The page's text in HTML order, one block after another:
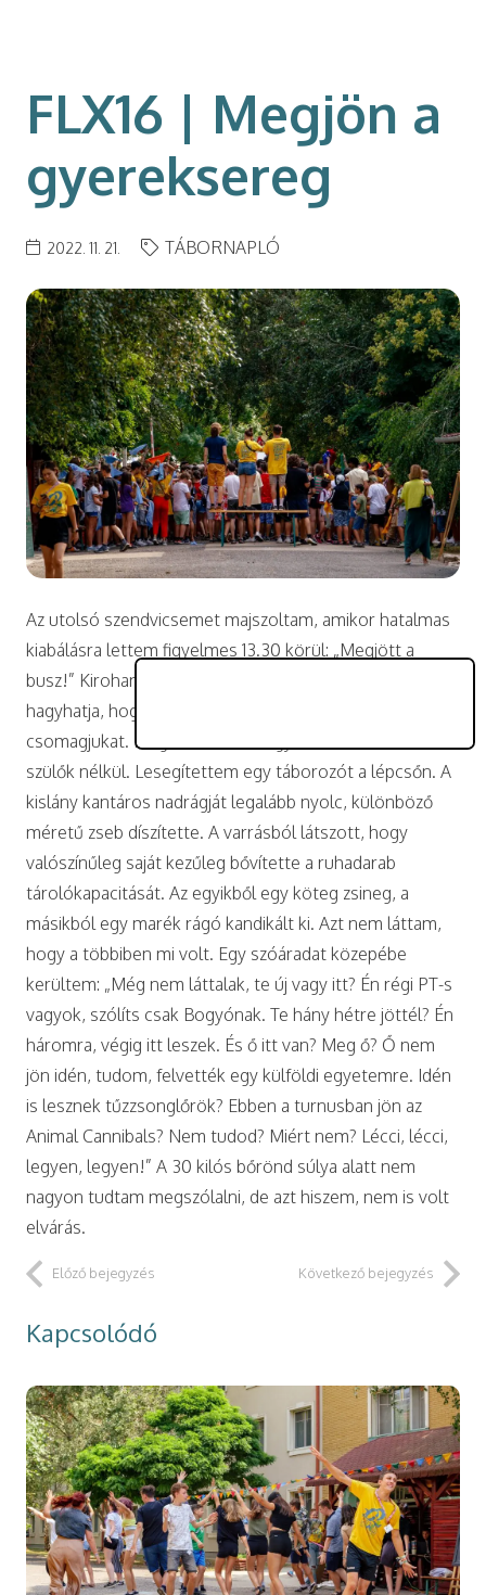
FLX16 | Megjön a
gyereksereg
2022. 11. 21. TÁBORNAPLÓ
Az utolsó szendvicsemet majszoltam, amikor hatalmas
kiabálásra lettem figyelmes 13.30 körül: „Megjött a
busz!” Kirohantam, hiszen egy valamirevaló hordár nem
hagyhatja, hogy a vendégek maguk cipeljék a
csomagjukat. Megérkezett száz gyerek különbusszal,
szülők nélkül. Lesegítettem egy táborozót a lépcsőn. A
kislány kantáros nadrágját legalább nyolc, különböző
méretű zseb díszítette. A varrásból látszott, hogy
valószínűleg saját kezűleg bővítette a ruhadarab
tárolókapacitását. Az egyikből egy köteg zsineg, a
másikból egy marék rágó kandikált ki. Azt nem láttam,
hogy a többiben mi volt. Egy szóáradat közepébe
kerültem: „Még nem láttalak, te új vagy itt? Én régi PT-s
vagyok, szólíts csak Bogyónak. Te hány hétre jöttél? Én
háromra, végig itt leszek. És ő itt van? Meg ő? Ő nem
jön idén, tudom, felvették egy külföldi egyetemre. Idén
is lesznek tűzzsonglőrök? Ebben a turnusban jön az
Animal Cannibals? Nem tudod? Miért nem? Lécci, lécci,
legyen, legyen!” A 30 kilós bőrönd súlya alatt nem
nagyon tudtam megszólalni, de azt hiszem, nem is volt
elvárás.
Előző bejegyzés Következő bejegyzés
Kapcsolódó